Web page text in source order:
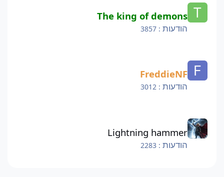
The king of demons
הודעות : 3857
FreddieNF
הודעות : 3012
Lightning hammer
הודעות : 2283